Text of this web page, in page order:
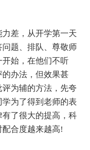
差，从开学第一天
题、排队、尊敬师
始，在他们不听
办法，但效果甚
为辅的方法，先夸
为了得到老师的表
了很大的提高，科
合度越来越高!